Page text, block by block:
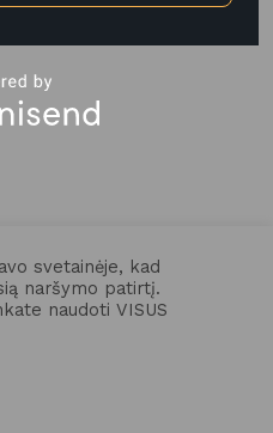
svetainėje, kad
naršymo patirtį.
naudoti VISUS